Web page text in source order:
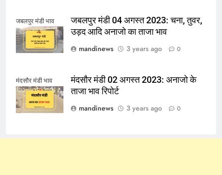
जबलपुर मंडी भाव
जबलपुर मंडी 04 अगस्त 2023: चना, तुवर,
उड़द आदि अनाजो का ताजा भाव
mandinews
3 years ago 0
मंदसौर मंडी भाव
मंदसौर मंडी 02 अगस्त 2023: अनाजो के
ताजा भाव रिपोर्ट
mandinews
3 years ago 0